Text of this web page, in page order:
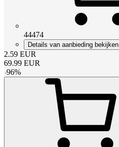
44474
Details van aanbieding bekijken
2.59 EUR
69.99 EUR
-96%